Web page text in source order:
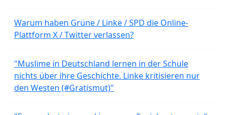
Warum haben Grüne / Linke / SPD die Online-
Plattform X / Twitter verlassen?
"Muslime in Deutschland lernen in der Schule
nichts über ihre Geschichte. Linke kritisieren nur
den Westen (#Gratismut)"